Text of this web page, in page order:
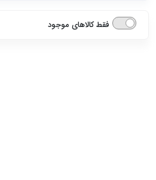
فقط کالاهای موجود